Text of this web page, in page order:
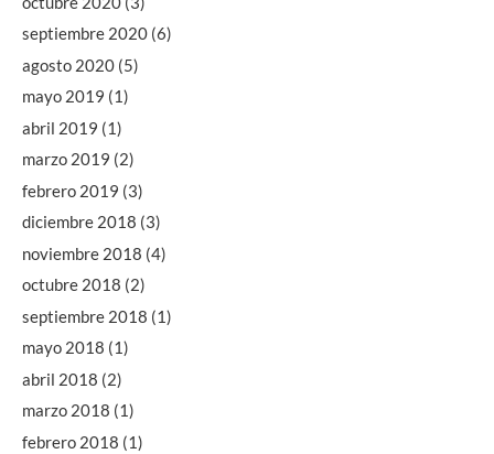
septiembre 2020 (6)
agosto 2020 (5)
mayo 2019 (1)
abril 2019 (1)
marzo 2019 (2)
febrero 2019 (3)
diciembre 2018 (3)
noviembre 2018 (4)
octubre 2018 (2)
septiembre 2018 (1)
mayo 2018 (1)
abril 2018 (2)
marzo 2018 (1)
febrero 2018 (1)